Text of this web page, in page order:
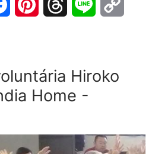
FacebookPinterestThreads Line
Hiroko
Home -